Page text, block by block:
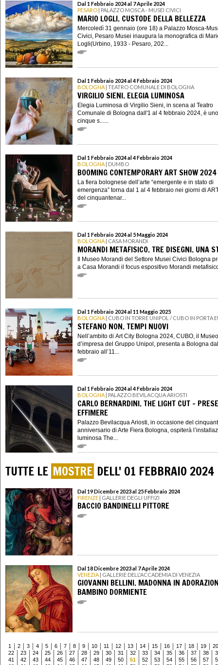
Dal 1 Febbraio 2024 al 7 Aprile 2024
PESARO | PALAZZO MOSCA - MUSEI CIVICI
MARIO LOGLI. CUSTODE DELLA BELLEZZA
Mercoledì 31 gennaio (ore 18) a Palazzo Mosca-
Civici, Pesaro Musei inaugura la monografica di
Logli(Urbino, 1933 - Pesaro, 202...
Dal 1 Febbraio 2024 al 4 Febbraio 2024
BOLOGNA | TEATRO COMUNALE DI BOLOGNA
VIRGILIO SIENI. ELEGIA LUMINOSA
Elegia Luminosa di Virgilio Sieni, in scena al Teatro
Comunale di Bologna dall'1 al 4 febbraio 2024, è
cinque s......
Dal 1 Febbraio 2024 al 4 Febbraio 2024
BOLOGNA | DUMBO
BOOMING CONTEMPORARY ART SHOW 2024
La fiera bolognese dell’arte “emergente e in stato di
emergenza” torna dal 1 al 4 febbraio nei giorni di
del cinquantenar...
Dal 1 Febbraio 2024 al 5 Maggio 2024
BOLOGNA | CASA MORANDI
MORANDI METAFISICO. TRE DISEGNI. UNA
Il Museo Morandi del Settore Musei Civici Bologna
a Casa Morandi il focus espositivo Morandi
Dal 1 Febbraio 2024 al 11 Maggio 2025
BOLOGNA | CUBO IN TORRE UNIPOL / CUBO IN PORTA
STEFANO NON. TEMPI NUOVI
Nell’ambito di Art City Bologna 2024, CUBO, il Museo
d’impresa del Gruppo Unipol, presenta a Bologna
febbraio all’11...
Dal 1 Febbraio 2024 al 4 Febbraio 2024
BOLOGNA | PALAZZO BEVILACQUA ARIOSTI
CARLO BERNARDINI. THE LIGHT CUT –
EFFIMERE
Palazzo Bevilacqua Ariosti, in occasione del
anniversario di Arte Fiera Bologna, ospiterà
luminosa The...
TUTTE LE MOSTRE DELL' 01 FEBBRAIO 2024
Dal 19 Dicembre 2023 al 25 Febbraio 2024
FIRENZE | GALLERIE DEGLI UFFIZI
BACCIO BANDINELLI PITTORE
Dal 18 Dicembre 2023 al 7 Aprile 2024
VENEZIA | GALLERIE DELL'ACCADEMIA DI VENEZIA
GIOVANNI BELLINI. MADONNA IN
BAMBINO DORMIENTE
1 2 3 4 5 6 7 8 9 10 11 12 13 14 15 16 17 18 19
20
22
23 24 25 26 27 28 29 30 31 32 33 34 35 36 37 38
41
42 43 44 45 46 47 48 49 50 51 52 53 54 55 56 57